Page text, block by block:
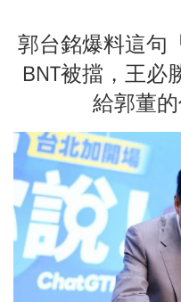
郭台銘爆料這句
BNT被擋，王必
給郭董